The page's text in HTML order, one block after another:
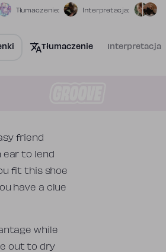
Tłumaczenie: Interpretacja:
Tłumaczenie Interpretacja
friend
ear to lend
fit this shoe
have a clue
while
out to dry